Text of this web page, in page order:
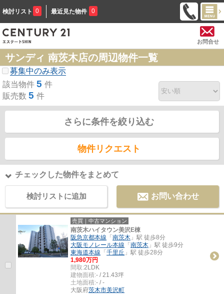
検討リスト 0 最近見た物件 0
お問合せ
サンディ 南茨木店の周辺物件一覧
募集中のみ表示
該当物件 5 件
販売数 5 件
さらに条件を絞り込む
物件リクエスト
チェックした物件をまとめて
検討リストに追加 お問い合わせ
売買｜中古マンション
南茨木ハイタウン美沢E棟
阪急京都本線 「 南茨木 」駅 徒歩8分
大阪モノレール本線 「 南茨木 」駅 徒歩9分
東海道本線 「 千里丘 」駅 徒歩28分
1,980万円
間取:2LDK
建物面積:- / 21.43坪
土地面積:- / -
大阪府茨木市美沢町